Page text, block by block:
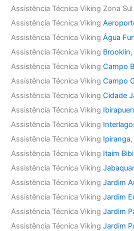
Assistência Técnica Viking Zona Sul
Assistência Técnica Viking
Assistência Técnica VikingÁgua
Assistência Técnica Viking Brooklin,
Assistência Técnica VikingCampo
Assistência Técnica VikingCampo
Assistência Técnica VikingCidade
Assistência Técnica Viking
Assistência Técnica Viking
Assistência Técnica Viking Ipiranga,
Assistência Técnica Viking Itaim Bibi
Assistência Técnica Viking
Assistência Técnica VikingJardim
Assistência Técnica VikingJardim
Assistência Técnica VikingJardim
Assistência Técnica VikingJardim